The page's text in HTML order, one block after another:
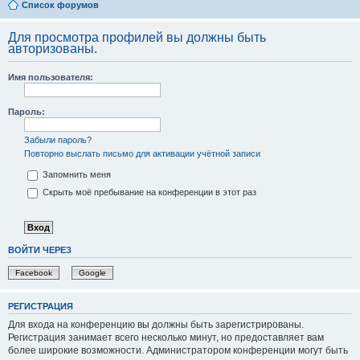
Список форумов
Для просмотра профилей вы должны быть
авторизованы.
Имя пользователя:
Пароль:
Забыли пароль?
Повторно выслать письмо для активации учётной записи
Запомнить меня
Скрыть моё пребывание на конференции в этот раз
ВОЙТИ ЧЕРЕЗ
Facebook Google
РЕГИСТРАЦИЯ
Для входа на конференцию вы должны быть зарегистрированы.
Регистрация занимает всего несколько минут, но предоставляет вам
более широкие возможности. Администратором конференции могут быть